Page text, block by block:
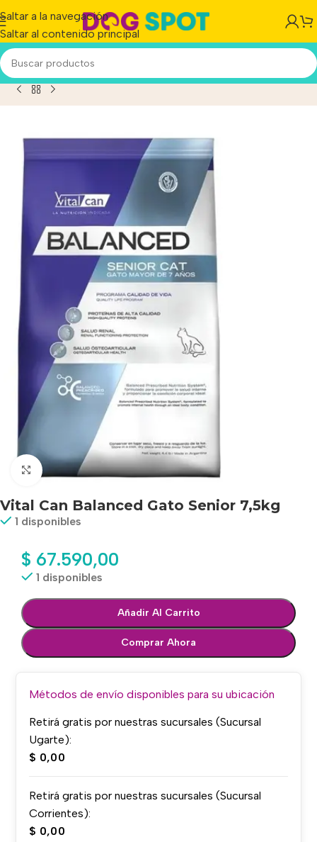
Saltar a la navegación
Saltar al contenido principal
Inicio/ Producto/
Haga clic para ampliar
Vital Can Balanced Gato Senior 7,5kg
1 disponibles
$ 67.590,00
1 disponibles
Añadir Al Carrito
Comprar Ahora
Métodos de envío disponibles para su ubicación
Retirá gratis por nuestras sucursales (Sucursal
Ugarte):
$ 0,00
Retirá gratis por nuestras sucursales (Sucursal
Corrientes):
$ 0,00